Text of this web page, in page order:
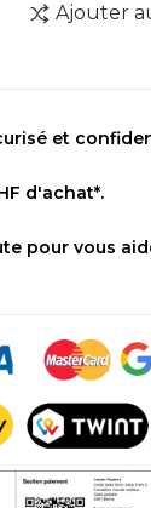
Ajouter
et
d'achat*.
pour vous